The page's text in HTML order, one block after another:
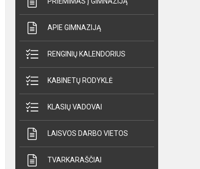
APIE GIMNAZIJĄ
RENGINIŲ KALENDORIUS
KABINETŲ RODYKLĖ
KLASIŲ VADOVAI
LAISVOS DARBO VIETOS
TVARKARAŠČIAI